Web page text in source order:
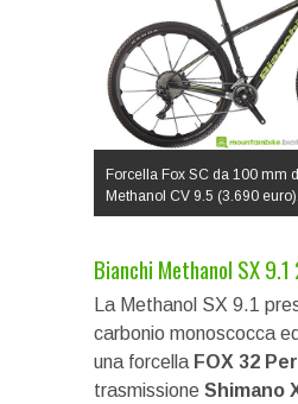
Forcella Fox SC da 100 mm
Methanol CV 9.5 (3.690 euro).
Bianchi Methanol SX 9.1
La Methanol SX 9.1
carbonio monoscocca
una forcella FOX 32
trasmissione Shimano